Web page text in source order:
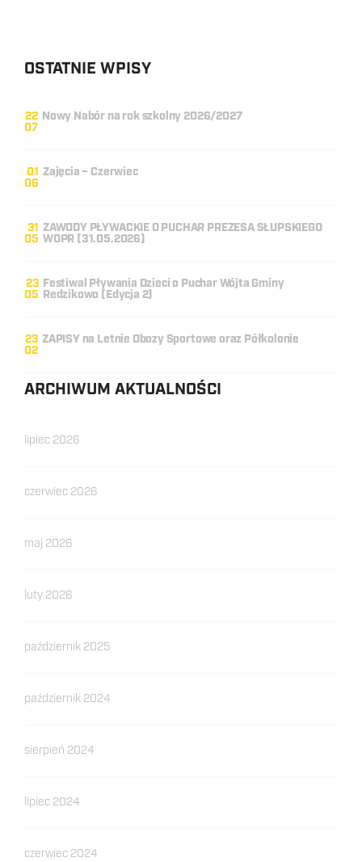
OSTATNIE WPISY
22
07
Nowy Nabór na rok szkolny 2026/2027
01
06
Zajęcia – Czerwiec
31
05
ZAWODY PŁYWACKIE O PUCHAR PREZESA SŁUPSKIEGO
WOPR (31.05.2026)
23
05
Festiwal Pływania Dzieci o Puchar Wójta Gminy
Redzikowo (Edycja 2)
23
02
ZAPISY na Letnie Obozy Sportowe oraz Półkolonie
ARCHIWUM AKTUALNOŚCI
lipiec 2026
czerwiec 2026
maj 2026
luty 2026
październik 2025
październik 2024
sierpień 2024
lipiec 2024
czerwiec 2024